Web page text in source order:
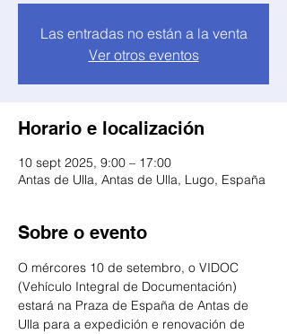
Las entradas no están a la venta
Ver otros eventos
Horario e localización
10 sept 2025, 9:00 – 17:00
Antas de Ulla, Antas de Ulla, Lugo, España
Sobre o evento
O mércores 10 de setembro, o VIDOC
(Vehículo Integral de Documentación)
estará na Praza de España de Antas de
Ulla para a expedición e renovación de